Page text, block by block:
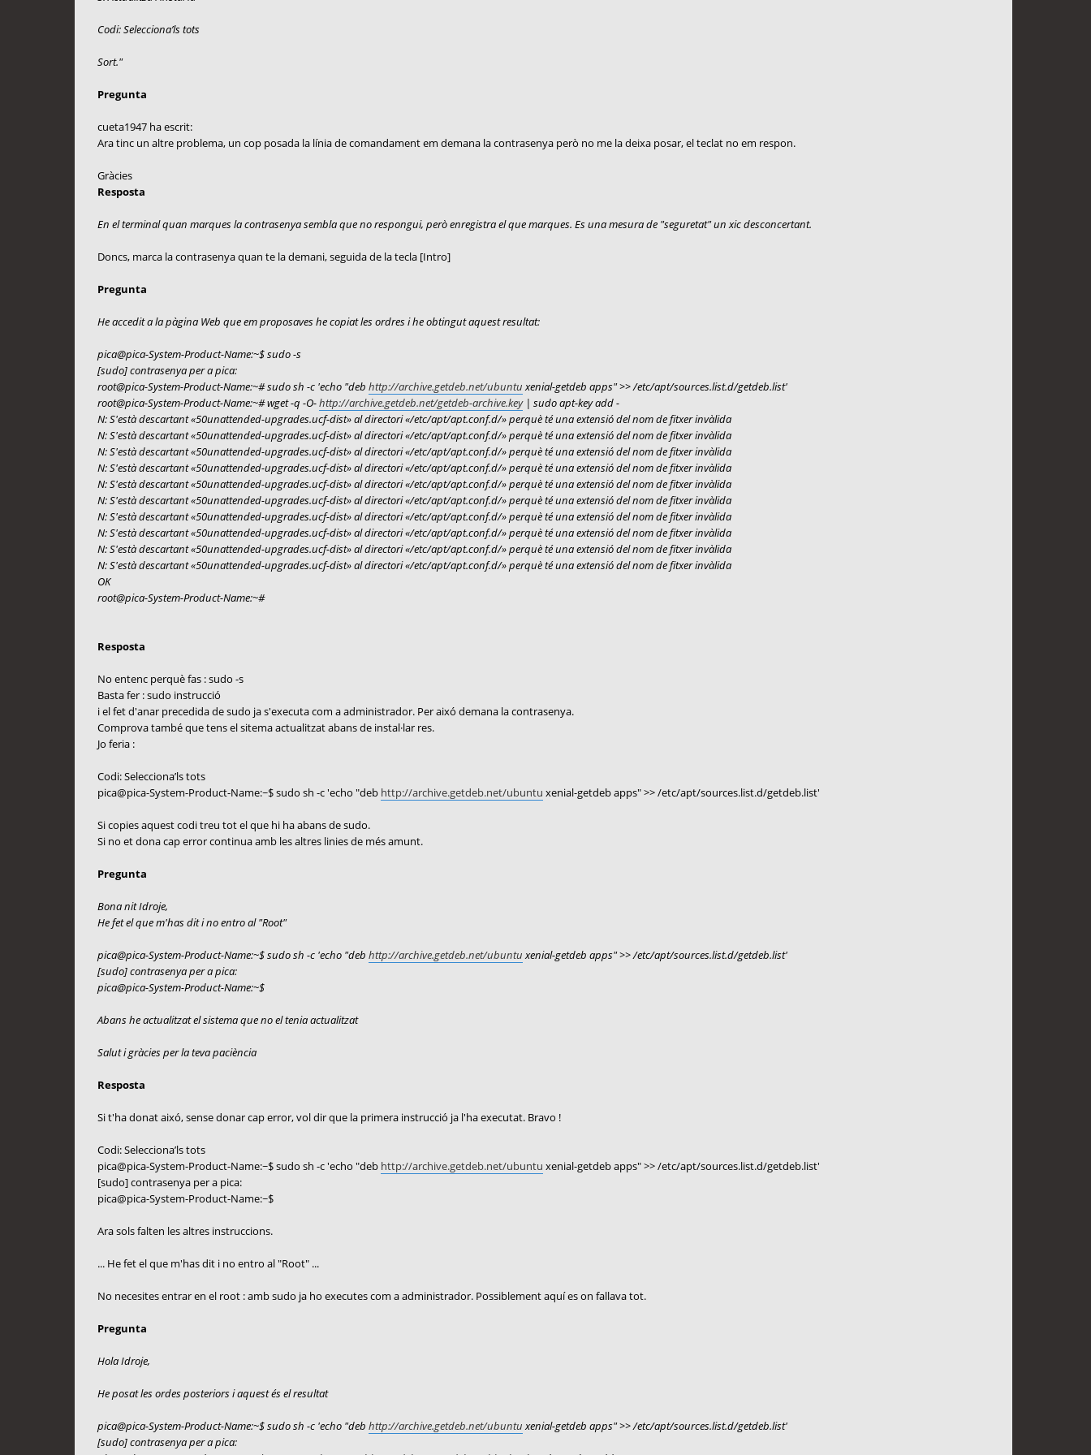
Codi: Selecciona’ls tots
Sort."
Pregunta
cueta1947 ha escrit:
Ara tinc un altre problema, un cop posada la línia de comandament em demana la contrasenya però no me la deixa posar, el teclat no em respon.
Gràcies
Resposta
En el terminal quan marques la contrasenya sembla que no respongui, però enregistra el que marques. Es una mesura de "seguretat" un xic desconcertant.
Doncs, marca la contrasenya quan te la demani, seguida de la tecla [Intro]
Pregunta
He accedit a la pàgina Web que em proposaves he copiat les ordres i he obtingut aquest resultat:
pica@pica-System-Product-Name:~$ sudo -s
[sudo] contrasenya per a pica:
root@pica-System-Product-Name:~# sudo sh -c 'echo "deb http://archive.getdeb.net/ubuntuxenial-getdeb apps" >> /etc/apt/sources.list.d/getdeb.list'
root@pica-System-Product-Name:~# wget -q -O-http://archive.getdeb.net/getdeb-archive.key| sudo apt-key add -
N: S'està descartant «50unattended-upgrades.ucf-dist» al directori «/etc/apt/apt.conf.d/» perquè té una extensió del nom de fitxer invàlida
N: S'està descartant «50unattended-upgrades.ucf-dist» al directori «/etc/apt/apt.conf.d/» perquè té una extensió del nom de fitxer invàlida
N: S'està descartant «50unattended-upgrades.ucf-dist» al directori «/etc/apt/apt.conf.d/» perquè té una extensió del nom de fitxer invàlida
N: S'està descartant «50unattended-upgrades.ucf-dist» al directori «/etc/apt/apt.conf.d/» perquè té una extensió del nom de fitxer invàlida
N: S'està descartant «50unattended-upgrades.ucf-dist» al directori «/etc/apt/apt.conf.d/» perquè té una extensió del nom de fitxer invàlida
N: S'està descartant «50unattended-upgrades.ucf-dist» al directori «/etc/apt/apt.conf.d/» perquè té una extensió del nom de fitxer invàlida
N: S'està descartant «50unattended-upgrades.ucf-dist» al directori «/etc/apt/apt.conf.d/» perquè té una extensió del nom de fitxer invàlida
N: S'està descartant «50unattended-upgrades.ucf-dist» al directori «/etc/apt/apt.conf.d/» perquè té una extensió del nom de fitxer invàlida
N: S'està descartant «50unattended-upgrades.ucf-dist» al directori «/etc/apt/apt.conf.d/» perquè té una extensió del nom de fitxer invàlida
N: S'està descartant «50unattended-upgrades.ucf-dist» al directori «/etc/apt/apt.conf.d/» perquè té una extensió del nom de fitxer invàlida
OK
root@pica-System-Product-Name:~#
Resposta
No entenc perquè fas : sudo -s
Basta fer : sudo instrucció
i el fet d'anar precedida de sudo ja s'executa com a administrador. Per aixó demana la contrasenya.
Comprova també que tens el sitema actualitzat abans de instal·lar res.
Jo feria :
Codi: Selecciona’ls tots
pica@pica-System-Product-Name:~$ sudo sh -c 'echo "deb http://archive.getdeb.net/ubuntu xenial-getdeb apps" >> /etc/apt/sources.list.d/getdeb.list'
Si copies aquest codi treu tot el que hi ha abans de sudo.
Si no et dona cap error continua amb les altres linies de més amunt.
Pregunta
Bona nit Idroje,
He fet el que m'has dit i no entro al "Root"
pica@pica-System-Product-Name:~$ sudo sh -c 'echo "deb http://archive.getdeb.net/ubuntuxenial-getdeb apps" >> /etc/apt/sources.list.d/getdeb.list'
[sudo] contrasenya per a pica:
pica@pica-System-Product-Name:~$
Abans he actualitzat el sistema que no el tenia actualitzat
Salut i gràcies per la teva paciència
Resposta
Si t'ha donat aixó, sense donar cap error, vol dir que la primera instrucció ja l'ha executat. Bravo !
Codi: Selecciona’ls tots
pica@pica-System-Product-Name:~$ sudo sh -c 'echo "deb http://archive.getdeb.net/ubuntu xenial-getdeb apps" >> /etc/apt/sources.list.d/getdeb.list'
[sudo] contrasenya per a pica:
pica@pica-System-Product-Name:~$
Ara sols falten les altres instruccions.
... He fet el que m'has dit i no entro al "Root" ...
No necesites entrar en el root : amb sudo ja ho executes com a administrador. Possiblement aquí es on fallava tot.
Pregunta
Hola Idroje,
He posat les ordes posteriors i aquest és el resultat
pica@pica-System-Product-Name:~$ sudo sh -c 'echo "deb http://archive.getdeb.net/ubuntuxenial-getdeb apps" >> /etc/apt/sources.list.d/getdeb.list'
[sudo] contrasenya per a pica: